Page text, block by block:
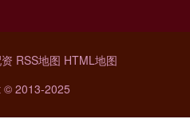
RSS地图 HTML地图
© 2013-2025